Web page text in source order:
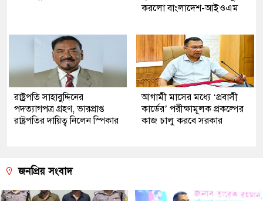
করলো বাংলাদেশ-আইওএম
রাষ্ট্রপতি সাহাবুদ্দিনের
পদত্যাগপত্র গ্রহণ, ভারপ্রাপ্ত
রাষ্ট্রপতির দায়িত্ব নিলেন স্পিকার
আগামী মাসের মধ্যে ‘প্রবাসী
কার্ডের’ পরীক্ষামূলক প্রকল্পের
কাজ চালু করবে সরকার
জনপ্রিয় সংবাদ